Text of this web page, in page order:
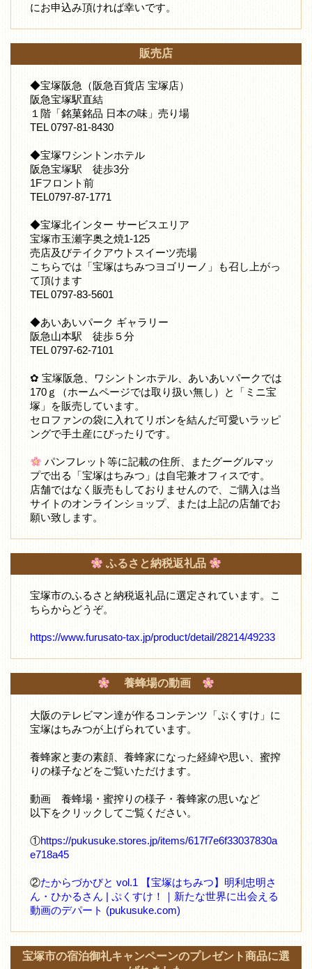
にお申込み頂ければ幸いです。
販売店
◆宝塚阪急（阪急百貨店 宝塚店）
阪急宝塚駅直結
１階「銘菓銘品 日本の味」売り場
TEL 0797-81-8430
◆宝塚ワシントンホテル
阪急宝塚駅 徒歩3分
1Fフロント前
TEL0797-87-1771
◆宝塚北インター サービスエリア
宝塚市玉瀬字奥之焼1-125
売店及びテイクアウトスイーツ売場
こちらでは「宝塚はちみつヨゴリーノ」も召し上がっ
て頂けます
TEL 0797-83-5601
◆あいあいパーク ギャラリー
阪急山本駅 徒歩５分
TEL 0797-62-7101
✿ 宝塚阪急、ワシントンホテル、あいあいパークでは
170ｇ（ホームページでは取り扱い無し）と「ミニ宝
塚」を販売しています。
セロファンの袋に入れてリボンを結んだ可愛いラッピ
ングで手土産にぴったりです。
パンフレット等に記載の住所、またグーグルマッ
プで出る「宝塚はちみつ」は自宅兼オフィスです。
店舗ではなく販売もしておりませんので、ご購入は当
サイトのオンラインショップ、または上記の店舗でお
願い致します。
ふるさと納税返礼品
宝塚市のふるさと納税返礼品に選定されています。こ
ちらからどうぞ。
https://www.furusato-tax.jp/product/detail/28214/49233
養蜂場の動画
大阪のテレビマン達が作るコンテンツ「ぷくすけ」に
宝塚はちみつが上げられています。
養蜂家と妻の素顔、養蜂家になった経緯や思い、蜜搾
りの様子などをご覧いただけます。
動画 養蜂場・蜜搾りの様子・養蜂家の思いなど
以下をクリックしてご覧ください。
①https://pukusuke.stores.jp/items/617f7e6f33037830a
e718a45
②たからづかびと vol.1 【宝塚はちみつ】明利忠明さ
ん・ひかるさん | ぷくすけ！｜新たな世界に出会える
動画のデパート (pukusuke.com)
宝塚市の宿泊御礼キャンペーンのプレゼント商品に選